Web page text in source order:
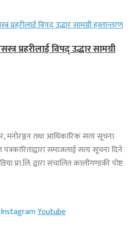
प्रहरीलाई विपद् उद्धार सामग्री
मनोरञ्जन तथा आधिकारिक सत्य सूचना
समाजलाई सत्य सूचना दिने
प्रा.लि. द्वारा संचालित कालीगण्डकी पोष्ट
InstagramYoutube